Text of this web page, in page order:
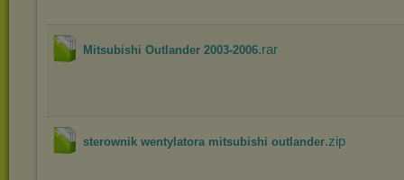
Mitsubishi Outlander 2003-2006.rar
sterownik wentylatora mitsubishi outlander.zip